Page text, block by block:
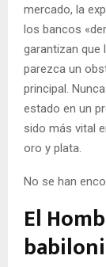
mercado, la
los bancos
garantizan que
parezca un
principal.
estado en un
sido más vital
oro y plata.
No se han
El